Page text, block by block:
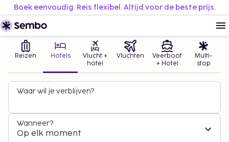
Boek eenvoudig. Reis flexibel. Altijd voor de beste prijs.
Reizen Hotels
Vlucht +
hotel
Vluchten
Veerboot
+ Hotel
Multi-
stop
Waar wil je verblijven?
Wanneer?
Op elk moment